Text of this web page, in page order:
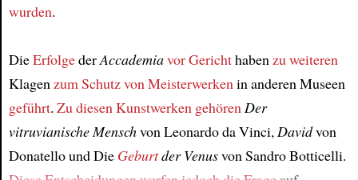
wurden.
DieErfolgederAccademiavor Gerichthaben zu weiteren
Klagen zum Schutz von Meisterwerken in anderen Museen
geführt. Zu diesen Kunstwerken gehören Der
vitruvianische Menschvon Leonardo da Vinci, Davidvon
Donatello und Die Geburtder Venusvon Sandro Botticelli.